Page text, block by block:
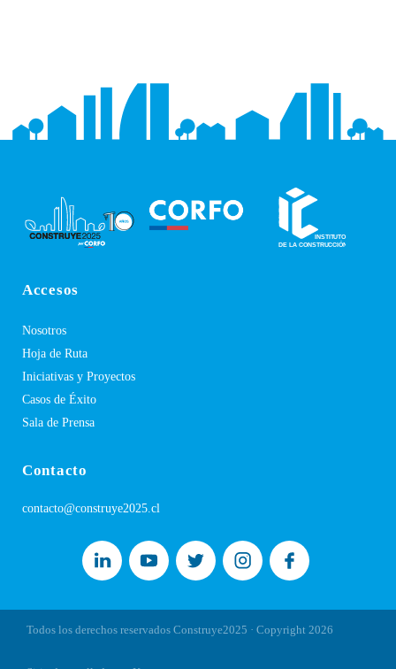
Accesos
Nosotros
Hoja de Ruta
Iniciativas y Proyectos
Casos de Éxito
Sala de Prensa
Contacto
contacto@construye2025.cl
Todos los derechos reservados Construye2025 · Copyright 2026